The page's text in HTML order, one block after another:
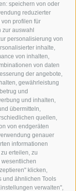
speichern von oder
reduzierter
profilen für
auswahl
personalisierung von
inhalte,
von inhalten,
von daten
der angebote,
gewährleistung
und
und inhalten,
übermitteln,
quellen,
von endgeräten
genauer
informationen
erteilen, zu
klicken,
und ähnlichen Tools
verwalten",